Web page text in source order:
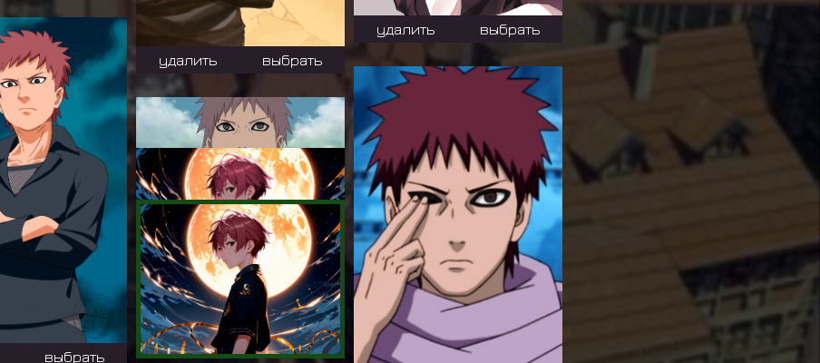
удалить
выбрать
удалить
выбрать
выбрать
удалить выбрать
удалить выбрать